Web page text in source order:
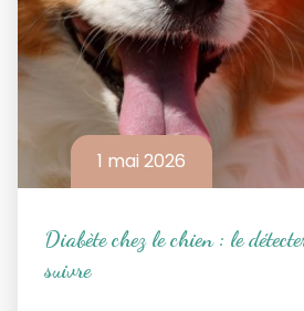
1 mai 2026
Diabète chez le chien : le
suivre